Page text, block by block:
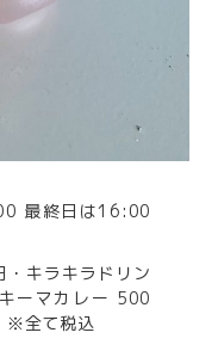
最終日は16:00
キラキラドリン
ーマカレー 500
※全て税込